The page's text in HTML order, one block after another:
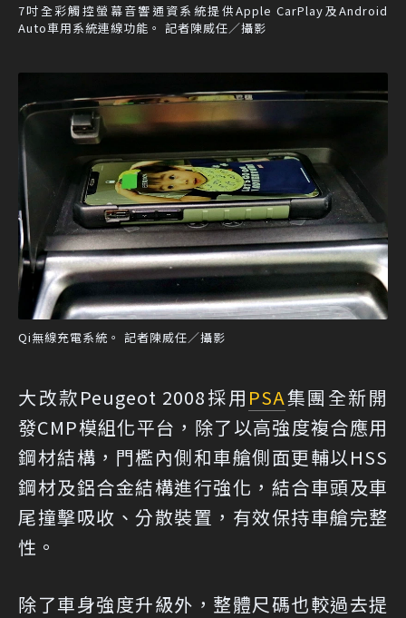
7吋全彩觸控螢幕音響通資系統提供Apple CarPlay及Android
Auto車用系統連線功能。 記者陳威任／攝影
Qi無線充電系統。 記者陳威任／攝影
大改款Peugeot 2008採用 PSA集團全新開
發CMP模組化平台，除了以高強度複合應用
鋼材結構，門檻內側和車艙側面更輔以HSS
鋼材及鋁合金結構進行強化，結合車頭及車
尾撞擊吸收、分散裝置，有效保持車艙完整
性。
除了車身強度升級外，整體尺碼也較過去提